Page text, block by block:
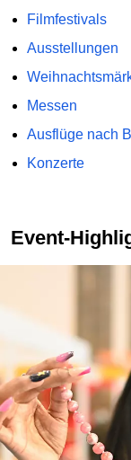
Filmfestivals
Ausstellungen
Messen
Ausflüge nach
Konzerte
Event-